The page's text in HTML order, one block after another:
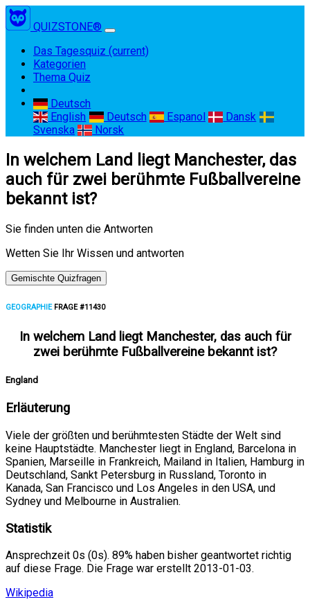
QUIZSTONE®
Das Tagesquiz (current)
Kategorien
Thema Quiz
Deutsch
English
Deutsch Espanol
Dansk
Svenska
Norsk
In welchem Land liegt Manchester, das
auch für zwei berühmte Fußballvereine
bekannt ist?
Sie finden unten die Antworten
Wetten Sie Ihr Wissen und antworten
Gemischte Quizfragen
GEOGRAPHIEFRAGE #11430
In welchem Land liegt Manchester, das auch für
zwei berühmte Fußballvereine bekannt ist?
England
Erläuterung
Viele der größten und berühmtesten Städte der Welt sind
keine Hauptstädte. Manchester liegt in England, Barcelona in
Spanien, Marseille in Frankreich, Mailand in Italien, Hamburg in
Deutschland, Sankt Petersburg in Russland, Toronto in
Kanada, San Francisco und Los Angeles in den USA, und
Sydney und Melbourne in Australien.
Statistik
Ansprechzeit 0s (0s). 89% haben bisher geantwortet richtig
auf diese Frage. Die Frage war erstellt 2013-01-03.
Wikipedia